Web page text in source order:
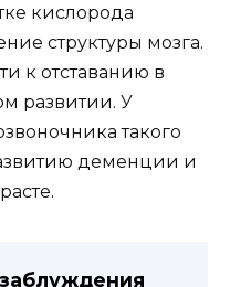
кислорода
структуры мозга.
к отставанию в
развитии. У
такого
деменции и